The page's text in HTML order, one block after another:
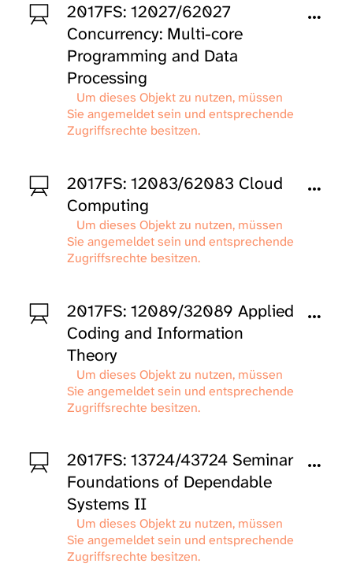
2017FS: 12027/62027
Concurrency: Multi-core
Programming and Data
Processing
Um dieses Objekt zu nutzen, müssen
Sie angemeldet sein und entsprechende
Zugriffsrechte besitzen.
2017FS: 12083/62083 Cloud
Computing
Um dieses Objekt zu nutzen, müssen
Sie angemeldet sein und entsprechende
Zugriffsrechte besitzen.
2017FS: 12089/32089 Applied
Coding and Information
Theory
Um dieses Objekt zu nutzen, müssen
Sie angemeldet sein und entsprechende
Zugriffsrechte besitzen.
2017FS: 13724/43724 Seminar
Foundations of Dependable
Systems II
Um dieses Objekt zu nutzen, müssen
Sie angemeldet sein und entsprechende
Zugriffsrechte besitzen.